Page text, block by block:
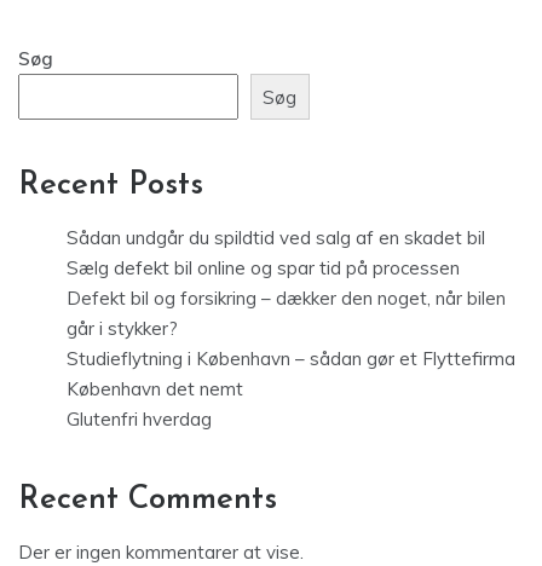
Søg
Søg
Recent Posts
Sådan undgår du spildtid ved salg af en skadet bil
Sælg defekt bil online og spar tid på processen
Defekt bil og forsikring – dækker den noget, når bilen
går i stykker?
Studieflytning i København – sådan gør et Flyttefirma
København det nemt
Glutenfri hverdag
Recent Comments
Der er ingen kommentarer at vise.